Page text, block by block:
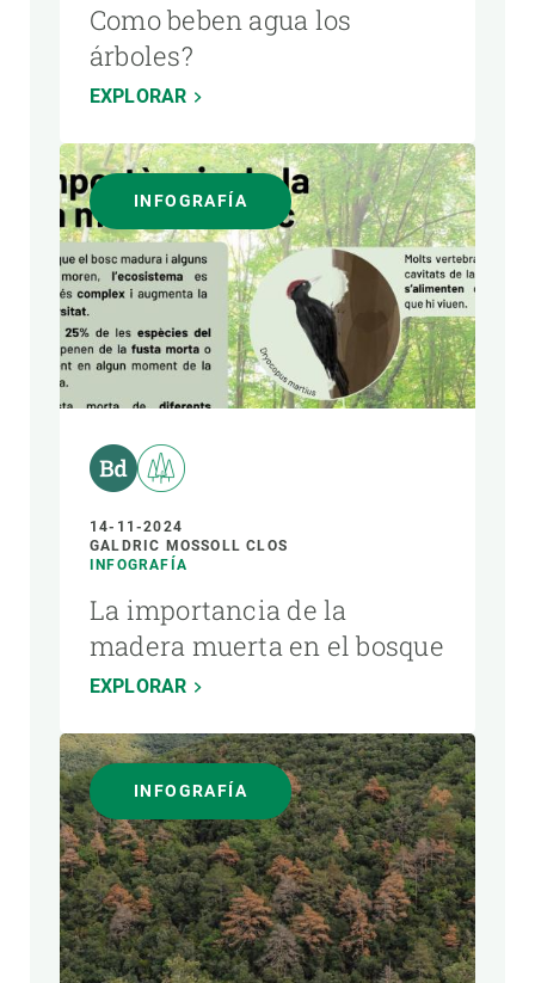
Como beben agua los
árboles?
EXPLORAR
INFOGRAFÍA
14-11-2024
GALDRIC MOSSOLL CLOS
INFOGRAFÍA
La importancia de la
madera muerta en el bosque
EXPLORAR
INFOGRAFÍA